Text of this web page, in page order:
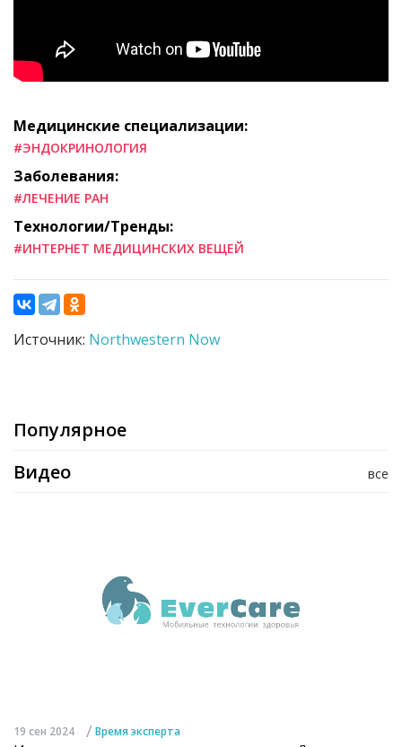
Медицинские специализации:
#ЭНДОКРИНОЛОГИЯ
Заболевания:
#ЛЕЧЕНИЕ РАН
Технологии/Тренды:
#ИНТЕРНЕТ МЕДИЦИНСКИХ ВЕЩЕЙ
Источник: Northwestern Now
Популярное
все
Видео
19 сен 2024 / Время эксперта